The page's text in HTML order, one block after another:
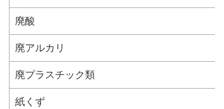
廃酸
廃アルカリ
廃プラスチック類
紙くず